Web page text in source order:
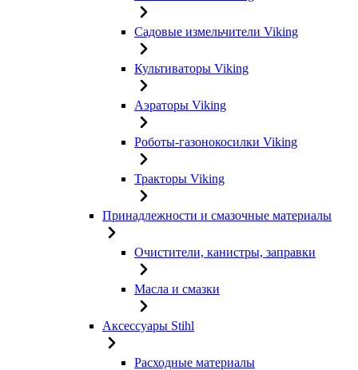
Садовые измельчители Viking
Культиваторы Viking
Аэраторы Viking
Роботы-газонокосилки Viking
Тракторы Viking
Принадлежности и смазочные материалы
Очистители, канистры, заправки
Масла и смазки
Аксессуары Stihl
Расходные материалы